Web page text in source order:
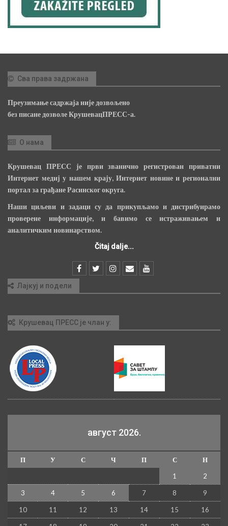
Сва права задржана
Преузимање садржаја није дозвољено
без писане дозволе КрушевацПРЕСС-а.
О нама
Крушевац ПРЕСС је први званично регистрован приватни
Интернет медиј у нашем крају, Интернет новине и регионални
портал за грађане Расинског округа.
Наши циљеви и задаци су да прикупљамо и дистрибуирамо
проверене информације, и бавимо се истраживањем и
аналитичким новинарством.
Čitaj dalje...
Лајкуј и подели
Крушевац ПРЕСС је члан у:
август 2026.
П У С Ч П С
Н
1
2
3 4 5 6 7 8 9
10 11 12 13 14 15 16